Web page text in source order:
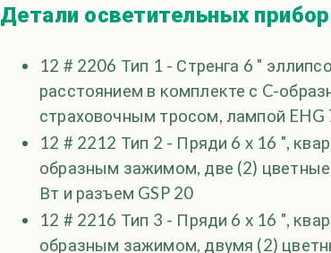
Детали осветительных
12 # 2206 Тип 1 - Стренга 6 ″
расстоянием в комплекте с C-
страховочным тросом, лампой EHG
12 # 2212 Тип 2 - Пряди 6 x 16 ″,
образным зажимом, две (2)
Вт и разъем GSP 20
12 # 2216 Тип 3 - Пряди 6 x 16 ″,
образным зажимом, двумя (2)